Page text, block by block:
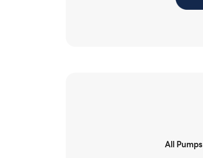
All Pumps